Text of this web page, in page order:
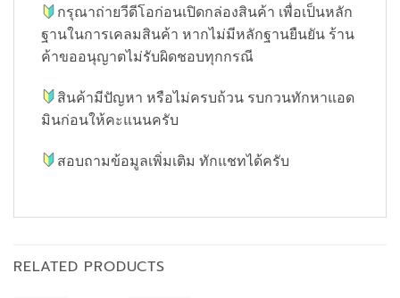
กรุณาถ่ายวีดีโอก่อนเปิดกล่องสินค้า เพื่อเป็นหลัก
ฐานในการเคลมสินค้า หากไม่มีหลักฐานยืนยัน ร้าน
ค้าขออนุญาตไม่รับผิดชอบทุกกรณี
สินค้ามีปัญหา หรือไม่ครบถ้วน รบกวนทักหาแอด
มินก่อนให้คะแนนครับ
สอบถามข้อมูลเพิ่มเติม ทักแชทได้ครับ
RELATED PRODUCTS